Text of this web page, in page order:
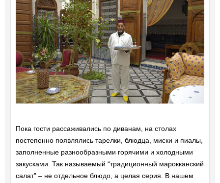
Пока гости рассаживались по диванам, на столах
постепенно появлялись тарелки, блюдца, миски и пиалы,
заполненные разнообразными горячими и холодными
закусками. Так называемый “традиционный марокканский
салат” – не отдельное блюдо, а целая серия. В нашем